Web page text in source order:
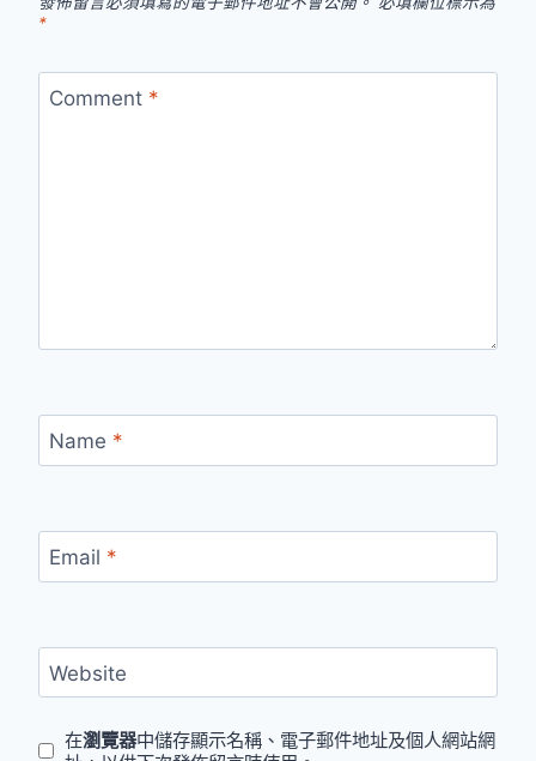
*
Comment *
Name *
Email *
Website
在瀏覽器中儲存顯示名稱、電子郵件地址及個人網站網